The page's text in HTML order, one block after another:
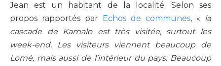
Jean est un habitant de la localité. Selon ses
propos rapportés par Echos de communes, « la
cascade de Kamalo est très visitée, surtout les
week-end. Les visiteurs viennent beaucoup de
Lomé, mais aussi de l’intérieur du pays. Beaucoup